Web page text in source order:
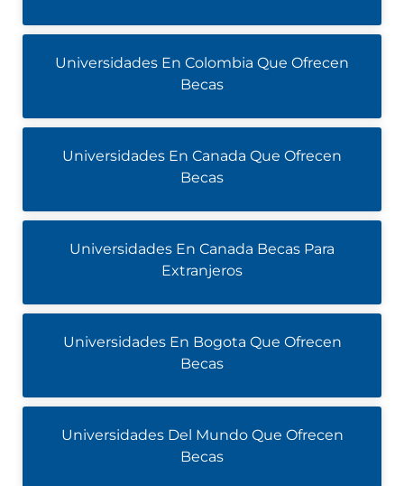
Universidades En Colombia Que Ofrecen
Becas
Universidades En Canada Que Ofrecen
Becas
Universidades En Canada Becas Para
Extranjeros
Universidades En Bogota Que Ofrecen
Becas
Universidades Del Mundo Que Ofrecen
Becas